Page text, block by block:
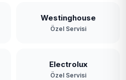
Westinghouse
Özel Servisi
Electrolux
Özel Servisi